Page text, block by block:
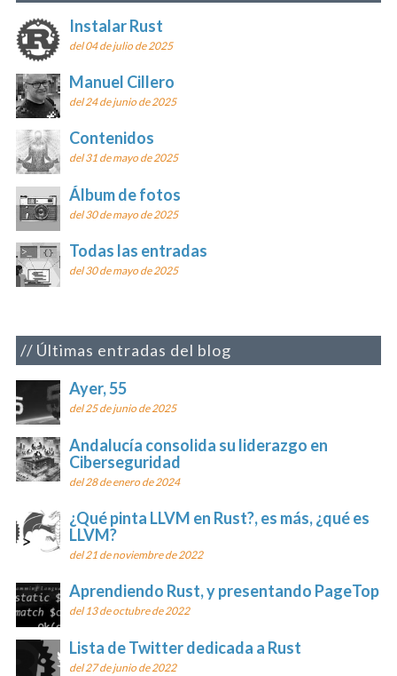
Instalar Rust
del 04 de julio de 2025
Manuel Cillero
del 24 de junio de 2025
Contenidos
del 31 de mayo de 2025
Álbum de fotos
del 30 de mayo de 2025
Todas las entradas
del 30 de mayo de 2025
Últimas entradas del blog
Ayer, 55
del 25 de junio de 2025
Andalucía consolida su liderazgo en
Ciberseguridad
del 28 de enero de 2024
¿Qué pinta LLVM en Rust?, es más, ¿qué es
LLVM?
del 21 de noviembre de 2022
Aprendiendo Rust, y presentando PageTop
del 13 de octubre de 2022
Lista de Twitter dedicada a Rust
del 27 de junio de 2022